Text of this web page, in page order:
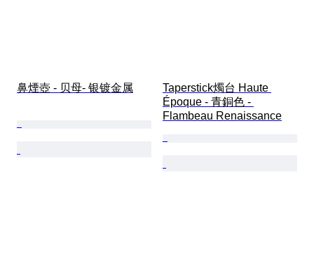
鼻煙壺 - 贝母- 银镀金属
Taperstick燭台 Haute
Époque - 青銅色 -
Flambeau Renaissance